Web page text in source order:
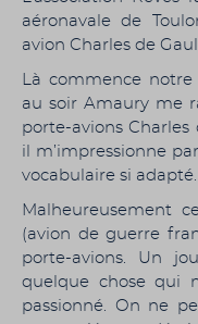
aéronavale de
avion Charles de
Là commence
au soir Amaury me
porte-avions Charles
il m’impressionne
vocabulaire si adapté.
Malheureusement
(avion de guerre
porte-avions. Un
quelque chose qui
passionné. On ne